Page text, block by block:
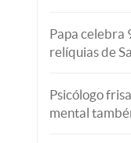
Papa celebra
relíquias de
Psicólogo
mental